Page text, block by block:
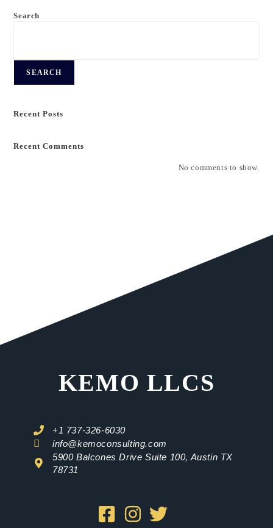
Search
SEARCH
Recent Posts
Recent Comments
No comments to show.
KEMO LLCS
+1 737-326-6030
info@kemoconsulting.com
5900 Balcones Drive Suite 100, Austin TX
78731